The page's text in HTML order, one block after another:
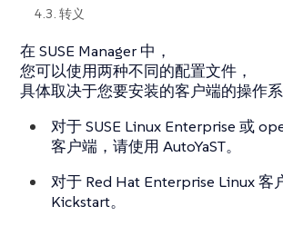
4.3. 转义
在 SUSE Manager 中，
您可以使用两种不同的配置文件，
具体取决于您要安装的客户端的操作系
对于 SUSE Linux Enterprise 或
客户端，请使用 AutoYaST。
对于 Red Hat Enterprise Linux 客
Kickstart。